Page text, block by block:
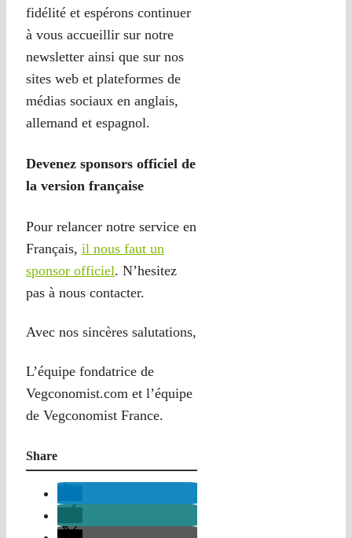
fidélité et espérons continuer
à vous accueillir sur notre
newsletter ainsi que sur nos
sites web et plateformes de
médias sociaux en anglais,
allemand et espagnol.
Devenez sponsors officiel de
la version française
Pour relancer notre service en
Français, il nous faut un
sponsor officiel. N’hesitez
pas à nous contacter.
Avec nos sincères salutations,
L’équipe fondatrice de
Vegconomist.com et l’équipe
de Vegconomist France.
Share